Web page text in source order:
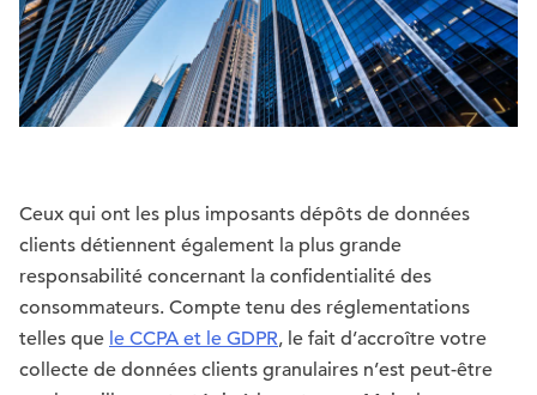
Ceux qui ont les plus imposants dépôts de données
clients détiennent également la plus grande
responsabilité concernant la confidentialité des
consommateurs. Compte tenu des réglementations
telles que le CCPA et le GDPR, le fait d’accroître votre
collecte de données clients granulaires n’est peut-être